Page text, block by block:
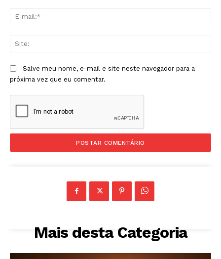
Salve meu nome, e-mail e site neste navegador para a
próxima vez que eu comentar.
Mais desta Categoria